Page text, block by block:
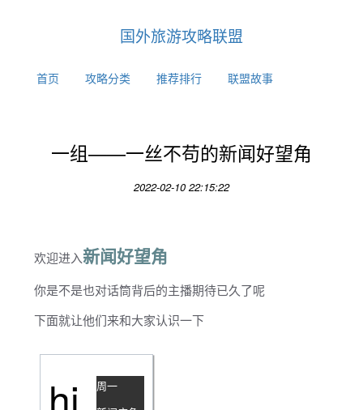
国外旅游攻略联盟
首页 攻略分类 推荐排行 联盟故事
一组——一丝不苟的新闻好望角
2022-02-10 22:15:22
欢迎进入新闻好望角
你是不是也对话筒背后的主播期待已久了呢
下面就让他们来和大家认识一下
hi
周一